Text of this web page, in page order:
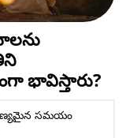
భావిస్తారు?
సమయం